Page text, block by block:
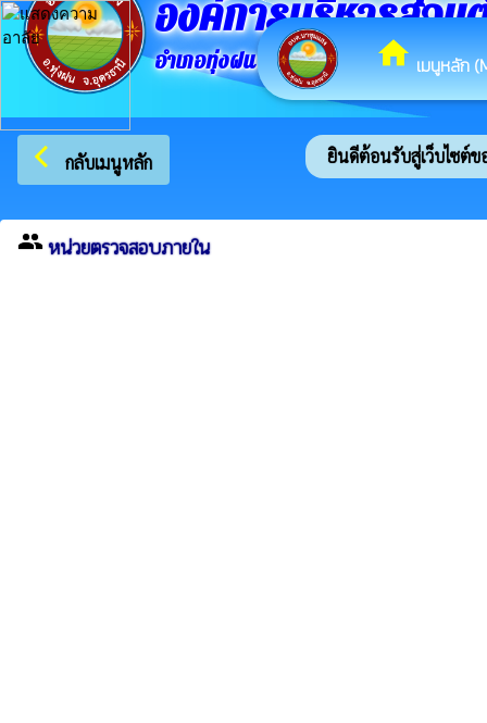
homeเมนูหลัก
องค์การบริหารส่วน
อำเภอทุ่งฝน จังหวัดอุดรธานี
arrow_back_ios กลับเมนูหลัก ยินดีต้อนรับสู่เว็บไซต์ข
groupหน่วยตรวจสอบภายใน